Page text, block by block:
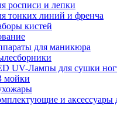
росписи и лепки
тонких линий и френча
кистей
для маникюра
UV-Лампы для сушки
мойки
и аксессуары